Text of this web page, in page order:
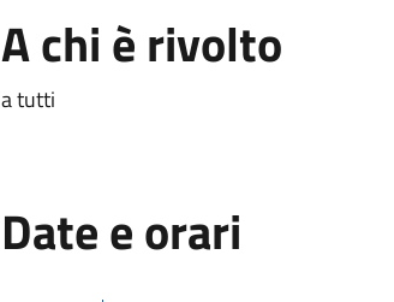
A chi è rivolto
a tutti
Date e orari